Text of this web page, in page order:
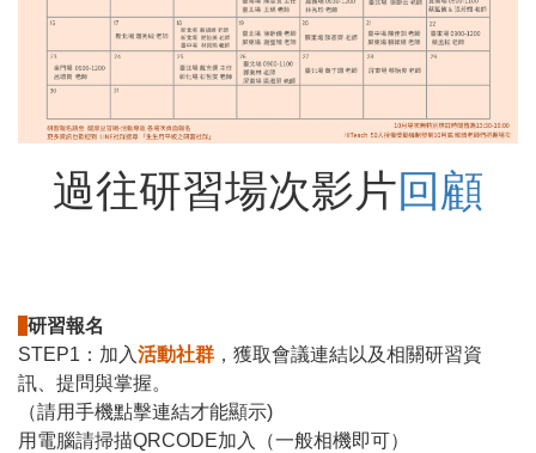
過往研習場次影片回顧
研習報名
STEP1：加入活動社群 ，獲取會議連結以及相關研習資
訊、提問與掌握。
（請用手機點擊連結才能顯示)
用電腦請掃描QRCODE加入（一般相機即可）